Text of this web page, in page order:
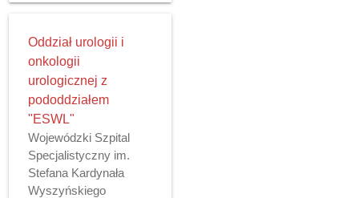
Oddział urologii i
onkologii
urologicznej z
pododdziałem
"ESWL"
Wojewódzki Szpital
Specjalistyczny im.
Stefana Kardynała
Wyszyńskiego